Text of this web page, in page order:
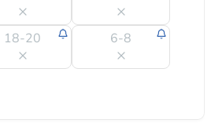
18-20 6-8